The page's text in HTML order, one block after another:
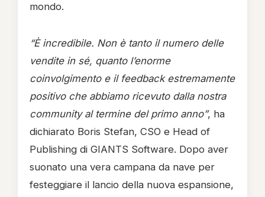
mondo.
“È incredibile. Non è tanto il numero delle
vendite in sé, quanto l’enorme
coinvolgimento e il feedback estremamente
positivo che abbiamo ricevuto dalla nostra
community al termine del primo anno”, ha
dichiarato Boris Stefan, CSO e Head of
Publishing di GIANTS Software. Dopo aver
suonato una vera campana da nave per
festeggiare il lancio della nuova espansione,